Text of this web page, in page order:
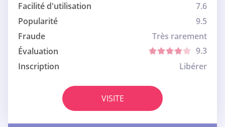
Facilité d'utilisation
7.6
Popularité
9.5
Fraude
Très rarement
Évaluation
9.3
Inscription
Libérer
VISITE